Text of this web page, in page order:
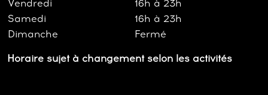
Vendredi
16h à 23h
Samedi
16h à 23h
Dimanche
Fermé
Horaire sujet à changement selon les activités